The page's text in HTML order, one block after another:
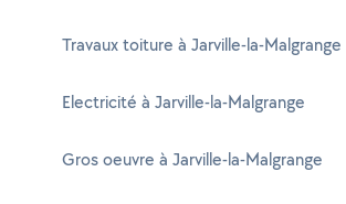
Travaux toiture à Jarville-la-Malgrange
Electricité à Jarville-la-Malgrange
Gros oeuvre à Jarville-la-Malgrange